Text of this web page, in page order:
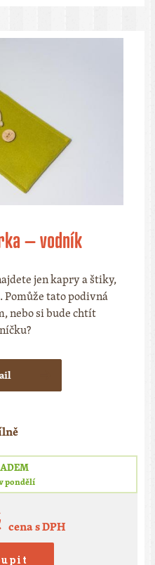
– vodník
jen kapry a štiky,
tato podivná
nebo si bude chtít
pondělí
cena s DPH